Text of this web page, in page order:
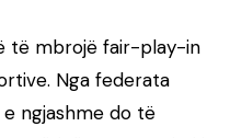
të mbrojë fair-play-in
Nga federata
ngjashme do të